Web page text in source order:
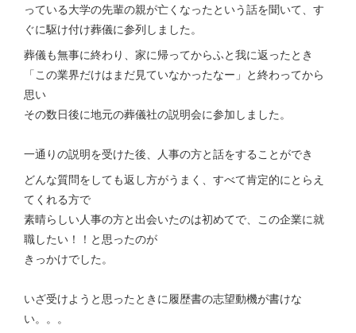
っている大学の先輩の親が亡くなったという話を聞いて、す
ぐに駆け付け葬儀に参列しました。
葬儀も無事に終わり、家に帰ってからふと我に返ったとき
「この業界だけはまだ見ていなかったなー」と終わってから
思い
その数日後に地元の葬儀社の説明会に参加しました。
一通りの説明を受けた後、人事の方と話をすることができ
どんな質問をしても返し方がうまく、すべて肯定的にとらえ
てくれる方で
素晴らしい人事の方と出会いたのは初めてで、この企業に就
職したい！！と思ったのが
きっかけでした。
いざ受けようと思ったときに履歴書の志望動機が書けな
い。。。